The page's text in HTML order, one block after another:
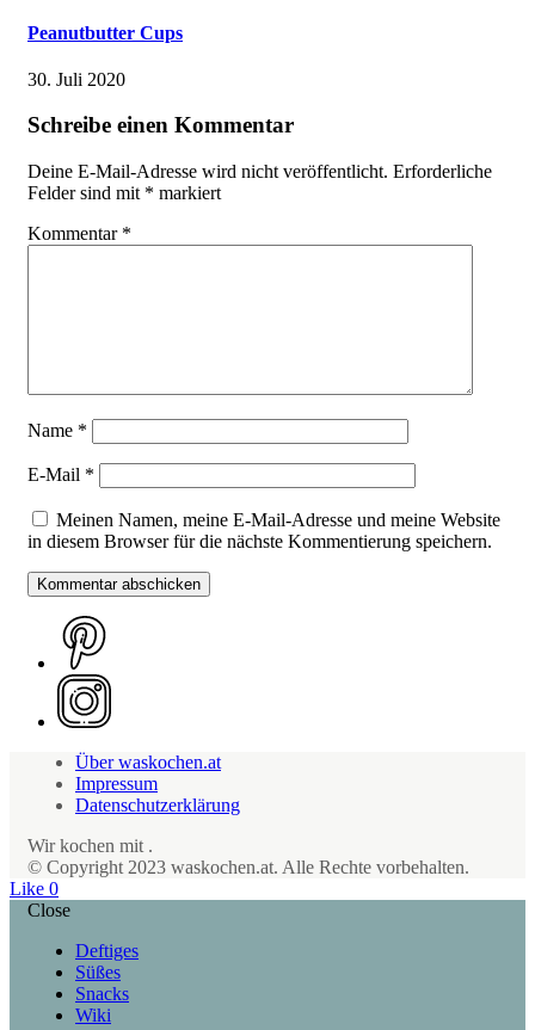
Peanutbutter Cups
30. Juli 2020
Schreibe einen Kommentar
Deine E-Mail-Adresse wird nicht veröffentlicht. Erforderliche
Felder sind mit * markiert
Kommentar *
Name *
E-Mail *
Meinen Namen, meine E-Mail-Adresse und meine Website
in diesem Browser für die nächste Kommentierung speichern.
Über waskochen.at
Impressum
Datenschutzerklärung
Wir kochen mit .
© Copyright 2023 waskochen.at. Alle Rechte vorbehalten.
Like 0
Close
Deftiges
Süßes
Snacks
Wiki